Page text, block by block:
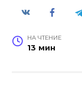
НА ЧТЕНИЕ
13 мин